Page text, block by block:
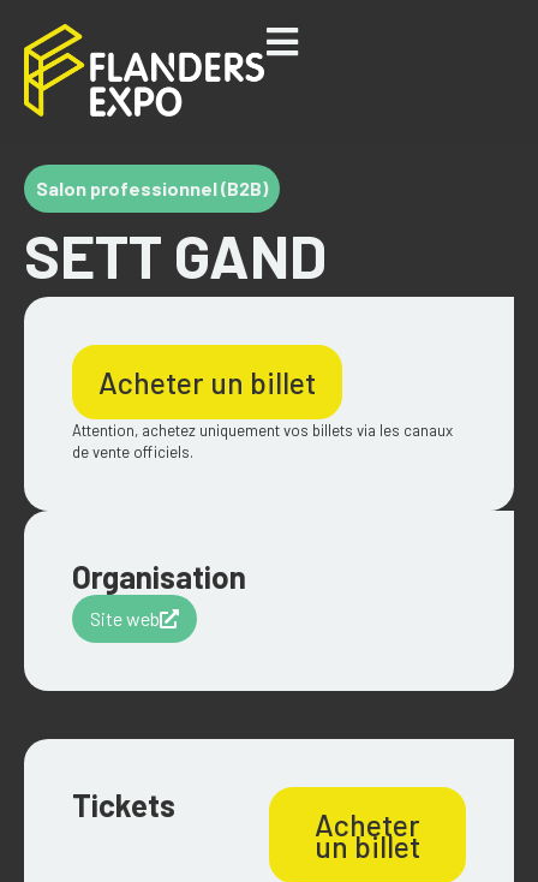
Salon professionnel (B2B)
SETT GAND
Acheter un billet
Attention, achetez uniquement vos billets via les canaux
de vente officiels.
Organisation
Site web
Tickets
Acheter
un billet